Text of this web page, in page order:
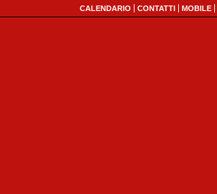
CALENDARIO CONTATTI MOBILE